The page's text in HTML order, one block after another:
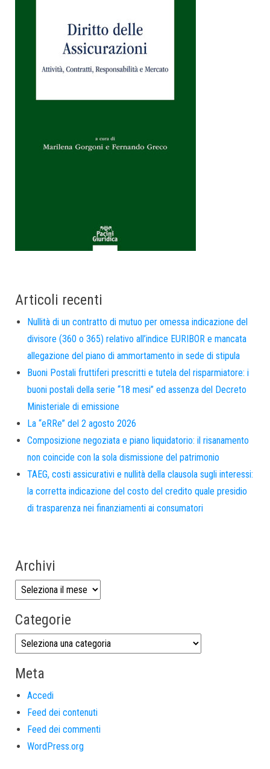
Articoli recenti
Nullità di un contratto di mutuo per omessa indicazione del
divisore (360 o 365) relativo all’indice EURIBOR e mancata
allegazione del piano di ammortamento in sede di stipula
Buoni Postali fruttiferi prescritti e tutela del risparmiatore: i
buoni postali della serie “18 mesi” ed assenza del Decreto
Ministeriale di emissione
La “eRRe” del 2 agosto 2026
Composizione negoziata e piano liquidatorio: il risanamento
non coincide con la sola dismissione del patrimonio
TAEG, costi assicurativi e nullità della clausola sugli interessi:
la corretta indicazione del costo del credito quale presidio
di trasparenza nei finanziamenti ai consumatori
Archivi
Categorie
Meta
Accedi
Feed dei contenuti
Feed dei commenti
WordPress.org